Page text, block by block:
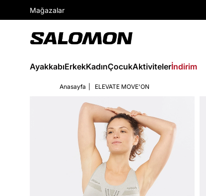
Mağazalar
AyakkabıErkekKadınÇocukAktivitelerİndirim
Anasayfa ELEVATE MOVE'ON